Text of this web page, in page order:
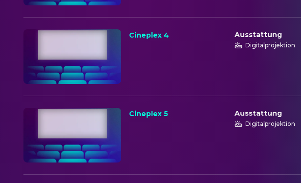
Cineplex 4 Ausstattung
Digitalprojektion
Cineplex 5 Ausstattung
Digitalprojektion